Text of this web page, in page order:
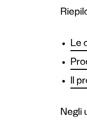
Le
Il
Negli